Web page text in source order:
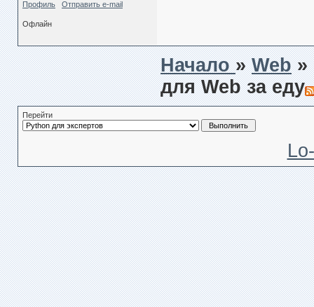
Профиль
Отправить e-mail
Офлайн
Начало»Web »
для Web за еду
Перейти